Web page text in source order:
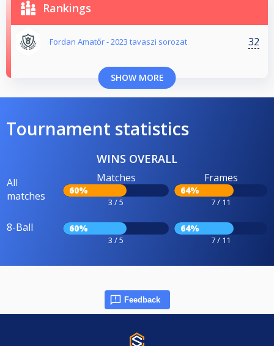
Rankings
Fordan Amatőr - 2023 tavaszi sorozat 32
SHOW MORE
Tournament statistics
WINS OVERALL
All
matches
Matches
60%
3 / 5
Frames
64%
7 / 11
8-Ball 60%
3 / 5
64%
7 / 11
Feedback